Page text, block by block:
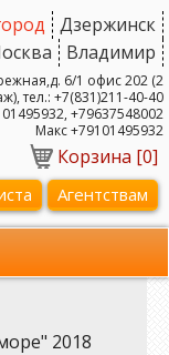
Дзержинск
Владимир
6/1 офис 202 (2
тел.: +7(831)211-40-40
+79637548002
Макс +79101495932
Корзина [0]
Агентствам
2018